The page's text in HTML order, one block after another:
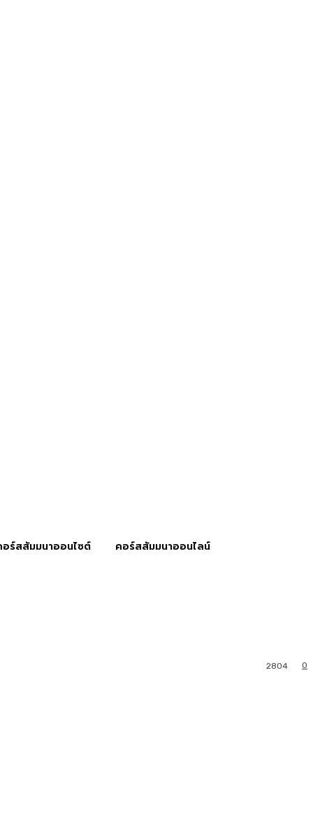
อร์สสัมมนาออนไซต์ คอร์สสัมมนาออนไลน์
0
2804